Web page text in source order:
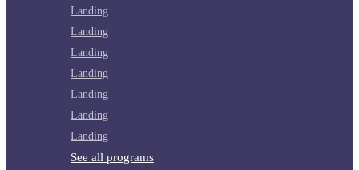
Landing
Landing
Landing
Landing
Landing
Landing
Landing
See all programs